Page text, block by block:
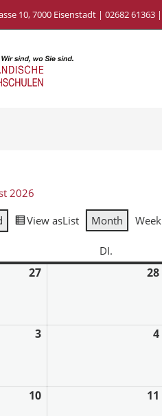
10, 7000 Eisenstadt | 02682 61363 |
2026
View asList Month Week
DI.
27 28
3 4
10 11